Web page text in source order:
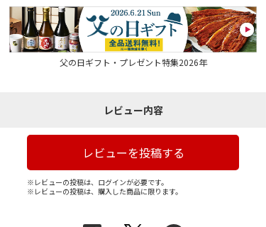
父の日ギフト・プレゼント特集2026年
レビュー内容
レビューを投稿する
※レビューの投稿は、ログインが必要です。
※レビューの投稿は、購入した商品に限ります。